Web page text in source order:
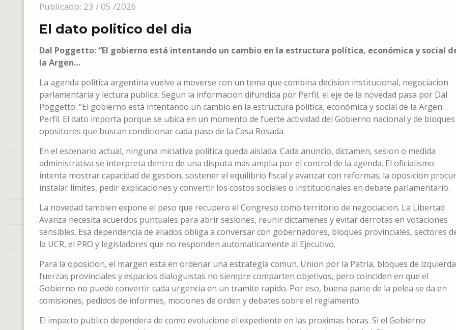
Publicado: 23 / 05 /2026
El dato politico del dia
Dal Poggetto: “El gobierno está intentando un cambio en la estructura política, económica y social
la Argen…
La agenda politica argentina vuelve a moverse con un tema que combina decision institucional, negociacion
parlamentaria y lectura publica. Segun la informacion difundida por Perfil, el eje de la novedad pasa por Dal
Poggetto: “El gobierno está intentando un cambio en la estructura política, económica y social de la Argen…
Perfil. El dato importa porque se ubica en un momento de fuerte actividad del Gobierno nacional y de bloques
opositores que buscan condicionar cada paso de la Casa Rosada.
En el escenario actual, ninguna iniciativa politica queda aislada. Cada anuncio, dictamen, sesion o medida
administrativa se interpreta dentro de una disputa mas amplia por el control de la agenda. El oficialismo
intenta mostrar capacidad de gestion, sostener el equilibrio fiscal y avanzar con reformas; la oposicion
instalar limites, pedir explicaciones y convertir los costos sociales o institucionales en debate parlamentario.
La novedad tambien expone el peso que recupero el Congreso como territorio de negociacion. La Libertad
Avanza necesita acuerdos puntuales para abrir sesiones, reunir dictamenes y evitar derrotas en votaciones
sensibles. Esa dependencia de aliados obliga a conversar con gobernadores, bloques provinciales, sectores
la UCR, el PRO y legisladores que no responden automaticamente al Ejecutivo.
Para la oposicion, el margen esta en ordenar una estrategia comun. Union por la Patria, bloques de
fuerzas provinciales y espacios dialoguistas no siempre comparten objetivos, pero coinciden en que el
Gobierno no puede convertir cada urgencia en un tramite rapido. Por eso, buena parte de la pelea se da en
comisiones, pedidos de informes, mociones de orden y debates sobre el reglamento.
El impacto publico dependera de como evolucione el expediente en las proximas horas. Si el Gobierno